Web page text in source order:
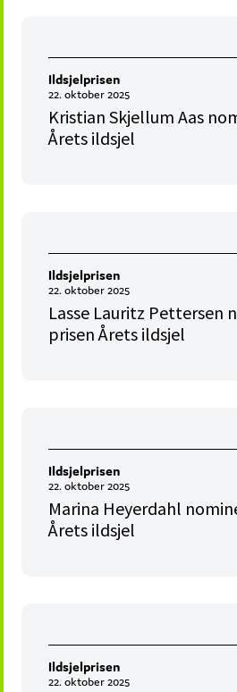
Ildsjelprisen
22. oktober 2025
Kristian Skjellum Aas
Årets ildsjel
Ildsjelprisen
22. oktober 2025
Lasse Lauritz Pettersen
prisen Årets ildsjel
Ildsjelprisen
22. oktober 2025
Marina Heyerdahl
Årets ildsjel
Ildsjelprisen
22. oktober 2025